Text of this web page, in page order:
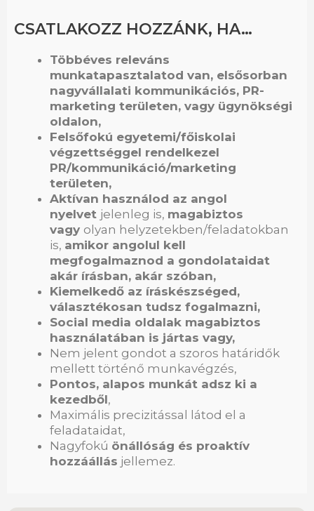
CSATLAKOZZ HOZZÁNK, HA…
Többéves releváns
munkatapasztalatod van, elsősorban
nagyvállalati kommunikációs, PR-
marketing területen, vagy ügynökségi
oldalon,
Felsőfokú egyetemi/főiskolai
végzettséggel rendelkezel
PR/kommunikáció/marketing
területen,
Aktívan használod az angol
nyelvet jelenleg is, magabiztos
vagy olyan helyzetekben/feladatokban
is, amikor angolul kell
megfogalmaznod a gondolataidat
akár írásban, akár szóban,
Kiemelkedő az íráskészséged,
választékosan tudsz fogalmazni,
Social media oldalak magabiztos
használatában is jártas vagy,
Nem jelent gondot a szoros határidők
mellett történő munkavégzés,
Pontos, alapos munkát adsz ki a
kezedből,
Maximális precizitással látod el a
feladataidat,
Nagyfokú önállóság és proaktív
hozzáállás jellemez.